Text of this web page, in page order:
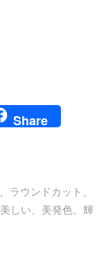
Share
ラウンドカット
美しい、 美発色、 輝